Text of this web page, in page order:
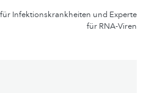
Infektionskrankheiten und Experte
für RNA-Viren